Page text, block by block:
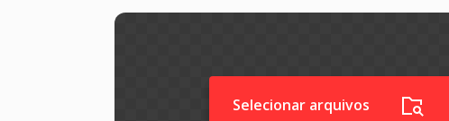
Selecionar arquivos